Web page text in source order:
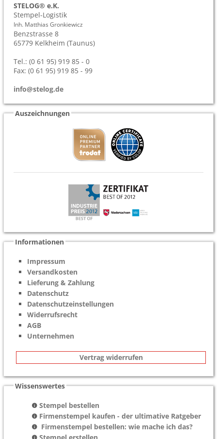
STELOG® e.K.
Stempel-Logistik
Inh. Matthias Gronkiewicz
Benzstrasse 8
65779 Kelkheim (Taunus)
Tel.: (0 61 95) 919 85 - 0
Fax: (0 61 95) 919 85 - 99
info@stelog.de
Auszeichnungen
Informationen
Impressum
Versandkosten
Lieferung & Zahlung
Datenschutz
Datenschutzeinstellungen
Widerrufsrecht
AGB
Unternehmen
Vertrag widerrufen
Wissenswertes
Stempel bestellen
Firmenstempel kaufen - der ultimative Ratgeber
Firmenstempel bestellen: wie mache ich das?